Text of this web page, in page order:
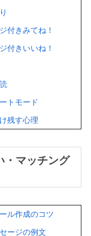
付きみてね！
付きいいね！
トモード
残す心理
・マッチング
ル作成のコツ
ージの例文